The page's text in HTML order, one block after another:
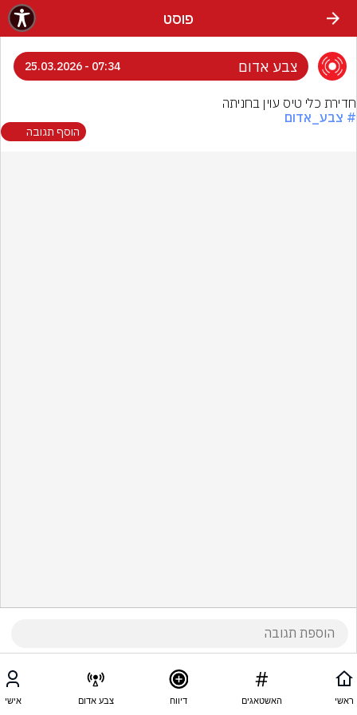
פוסט
צבע אדום 07:34 - 25.03.2026
חדירת כלי טיס עוין בחניתה
# צבע_אדום
הוסף תגובה
ראשי האשטאגים דיווח צבע אדום אישי